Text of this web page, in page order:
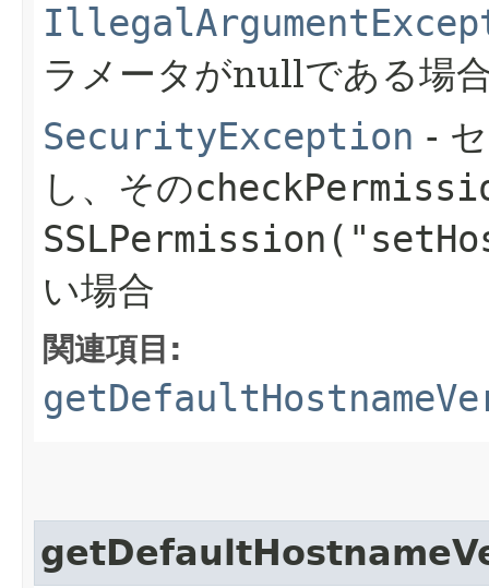
ラメータがnullである場
SecurityException -
し、その
い場合
関連項目: